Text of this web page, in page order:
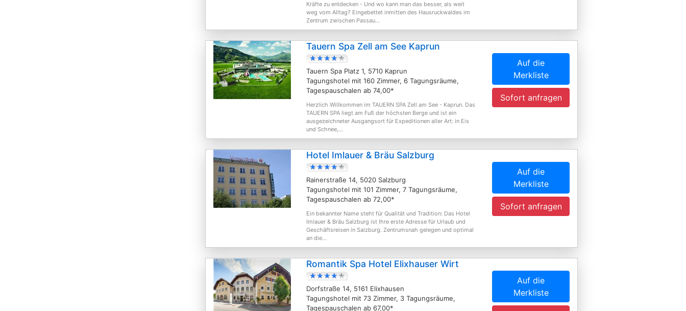
Kräfte zu entdecken - Und wo kann man das besser, als weit
weg vom Alltag? Eingebettet inmitten des Hausruckwaldes im
Zentrum zwischen Passau...
Tauern Spa Zell am See Kaprun
Tauern Spa Platz 1, 5710 Kaprun
Tagungshotel mit 160 Zimmer, 6 Tagungsräume,
Tagespauschalen ab 74,00*
Herzlich Willkommen im TAUERN SPA Zell am See - Kaprun. Das
TAUERN SPA liegt am Fuß der höchsten Berge und ist ein
ausgezeichneter Ausgangsort für Expeditionen aller Art: in Eis
und Schnee,...
Auf die
Merkliste
Sofort anfragen
Hotel Imlauer & Bräu Salzburg
Rainerstraße 14, 5020 Salzburg
Tagungshotel mit 101 Zimmer, 7 Tagungsräume,
Tagespauschalen ab 72,00*
Ein bekannter Name steht für Qualität und Tradition: Das Hotel
Imlauer & Bräu Salzburg ist Ihre erste Adresse für Urlaub und
Geschäftsreisen in Salzburg. Zentrumsnah gelegen und optimal
an die...
Auf die
Merkliste
Sofort anfragen
Romantik Spa Hotel Elixhauser Wirt
Dorfstraße 14, 5161 Elixhausen
Tagungshotel mit 73 Zimmer, 3 Tagungsräume,
Tagespauschalen ab 67,00*
Auf die
Merkliste